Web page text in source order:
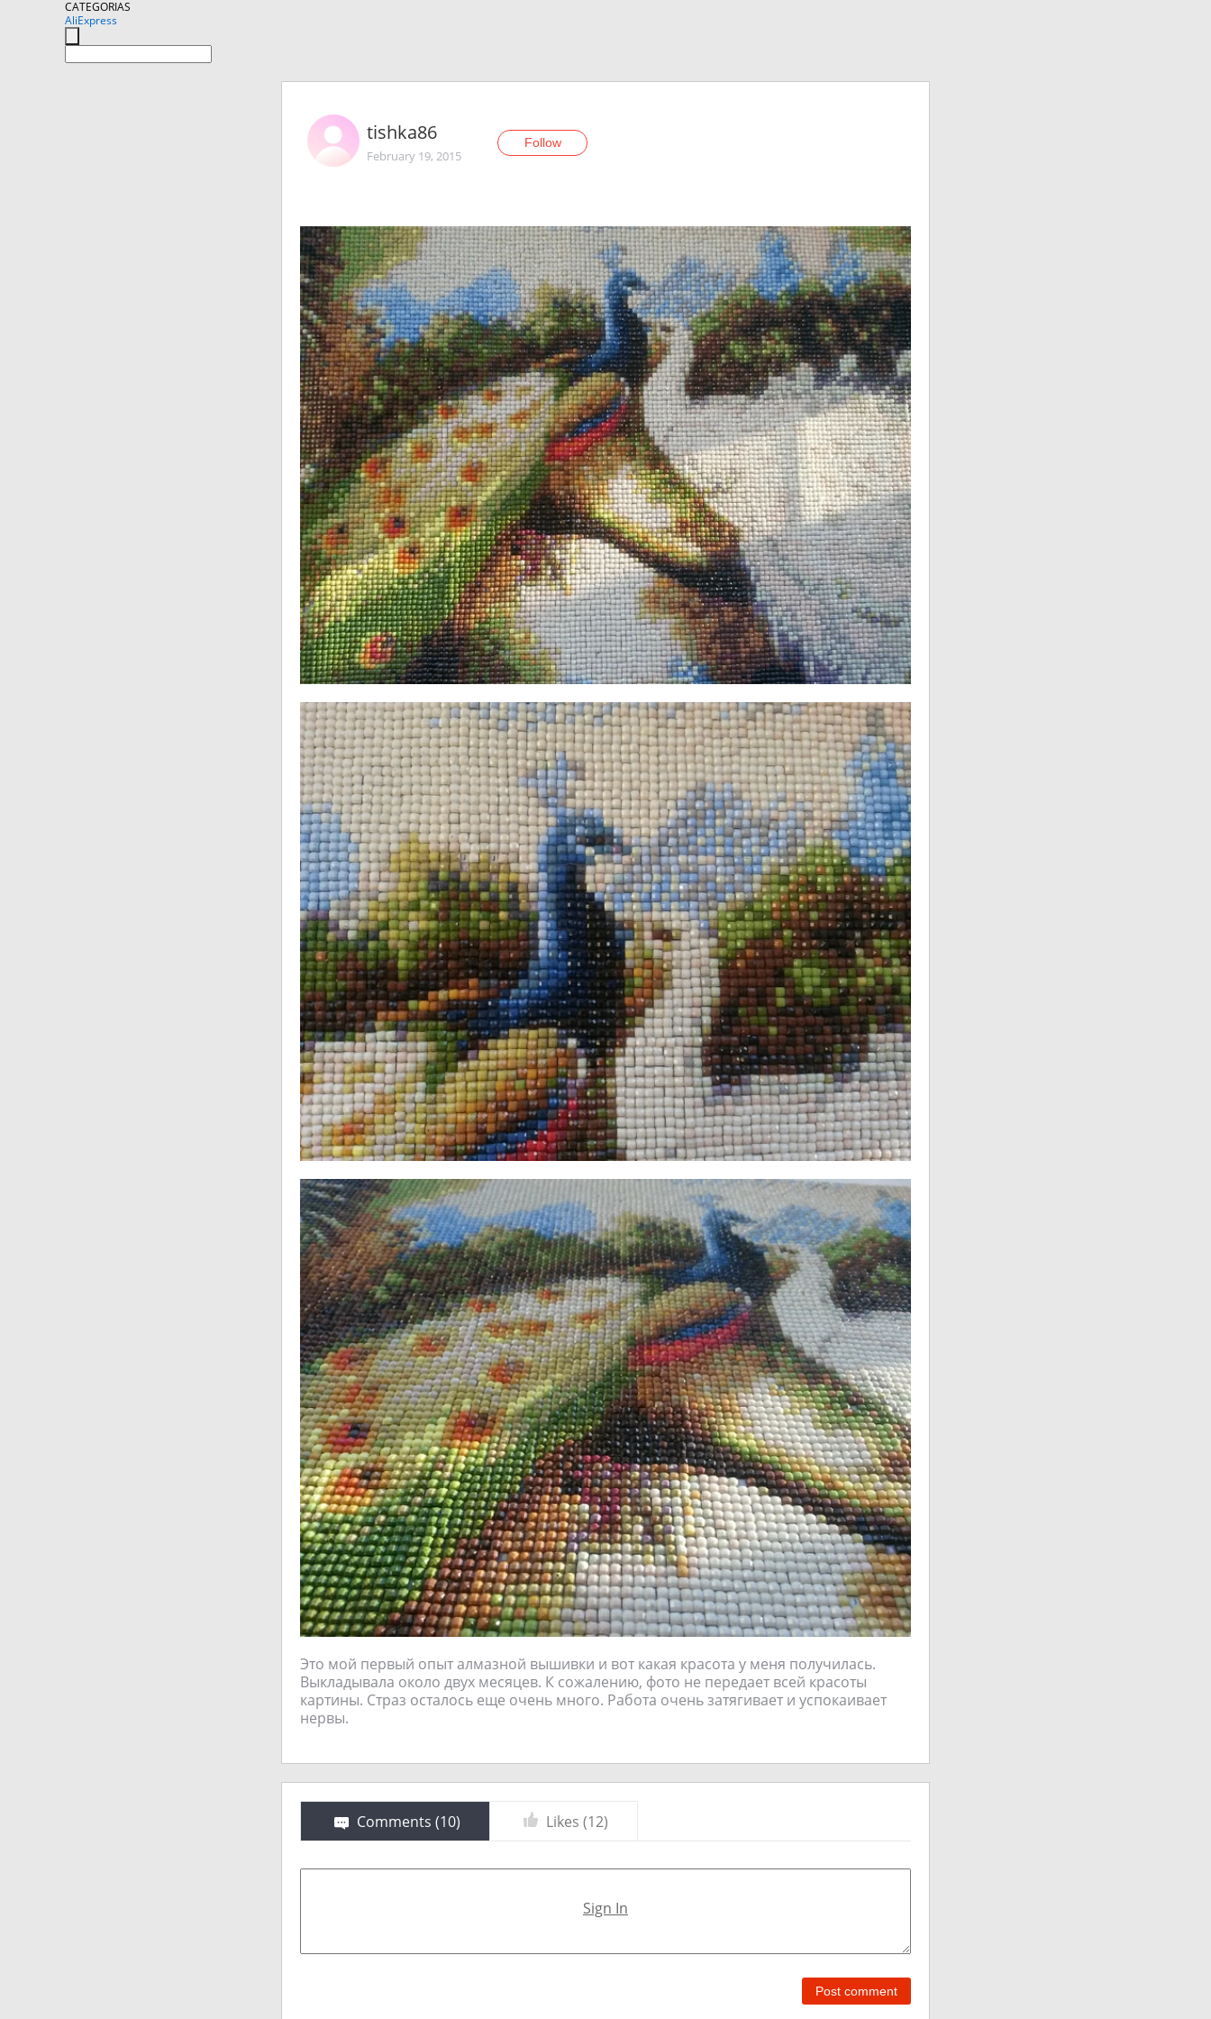
CATEGORIAS
AliExpress
tishka86
February 19, 2015
Follow
Это мой первый опыт алмазной вышивки и вот какая красота у меня получилась.
Выкладывала около двух месяцев. К сожалению, фото не передает всей красоты
картины. Страз осталось еще очень много. Работа очень затягивает и успокаивает
нервы.
Comments (10) Likes (12)
Sign In
Post comment